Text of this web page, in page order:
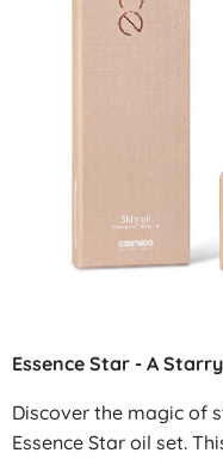
Essence Star - A
Discover the magic of
Essence Star oil set.